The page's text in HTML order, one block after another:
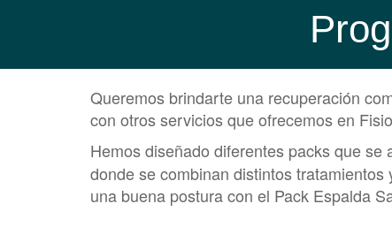
Queremos brindarte una recuperación
con otros servicios que ofrecemos en
Hemos diseñado diferentes packs que
donde se combinan distintos
una buena postura con el Pack Espalda